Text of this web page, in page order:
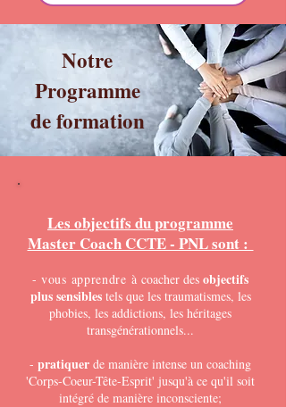
Notre
Programme
de formation
Les objectifs du programme
Master Coach CCTE - PNL sont :
-vous apprendre à coacher desobjectifs
plus sensiblestels que les traumatismes, les
phobies, les addictions, les héritages
transgénérationnels...
- pratiquer de manière intense un coaching
'Corps-Coeur-Tête-Esprit' jusqu'à ce qu'il soit
intégré de manière inconsciente;